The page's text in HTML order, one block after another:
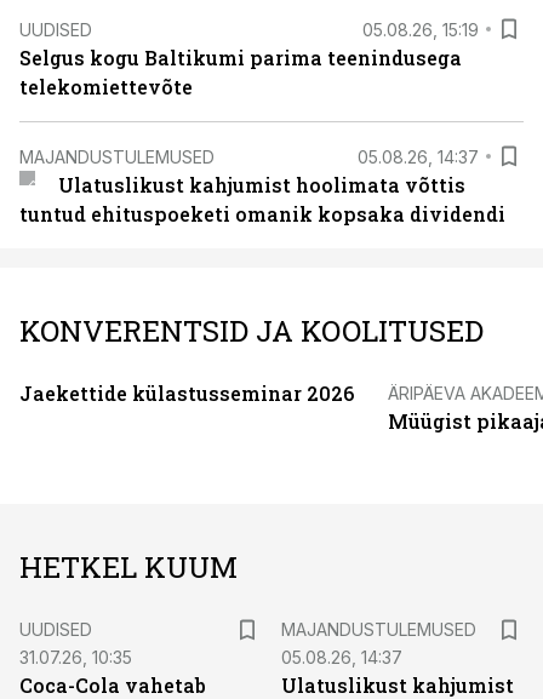
UUDISED 05.08.26, 15:19
Selgus kogu Baltikumi parima teenindusega
telekomiettevõte
MAJANDUSTULEMUSED 05.08.26, 14:37
Ulatuslikust kahjumist hoolimata võttis
tuntud ehituspoeketi omanik kopsaka dividendi
KONVERENTSID JA KOOLITUSED
Jaekettide külastusseminar 2026 ÄRIPÄEVA
Müügist
HETKEL KUUM
UUDISED
31.07.26, 10:35
Coca-Cola vahetab
MAJANDUSTULEMUSED
05.08.26, 14:37
Ulatuslikust kahjumist